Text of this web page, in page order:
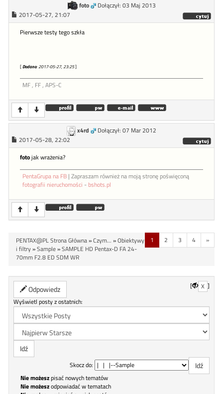
foto
Dołączył: 03 Maj 2013
2017-05-27, 21:07
Pierwsze testy tego szkła
[ Dodano: 2017-05-27, 23:25]
MF , FF , APS-C
x4rd
Dołączył: 07 Mar 2012
2017-05-28, 22:02
fotojak wrażenia?
PentaGrupa na FB | Zapraszam również na moją stronę poświęconą
fotografii nieruchomości - bshots.pl
1 2 3 4 »
PENTAX@PL Strona Główna»Czym... »Obiektywy
i filtry»Sample»SAMPLE HD Pentax-D FA 24-
70mm F2.8 ED SDM WR
Odpowiedz [ X ]
Wyświetl posty z ostatnich:
Skocz do:
Nie możeszpisać nowych tematów
Nie możeszodpowiadać w tematach